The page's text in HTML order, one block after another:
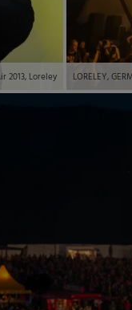
2013, Loreley